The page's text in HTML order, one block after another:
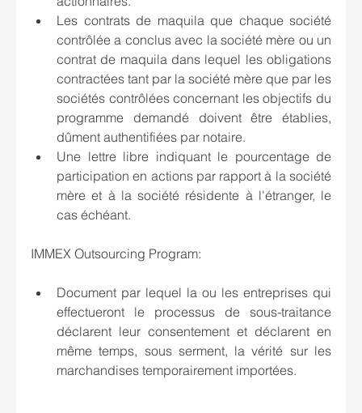
Les contrats de maquila que chaque société
contrôlée a conclus avec la société mère ou un
contrat de maquila dans lequel les obligations
contractées tant par la société mère que par les
sociétés contrôlées concernant les objectifs du
programme demandé doivent être établies,
dûment authentifiées par notaire.
Une lettre libre indiquant le pourcentage de
participation en actions par rapport à la société
mère et à la société résidente à l'étranger, le
cas échéant.
IMMEX Outsourcing Program:
Document par lequel la ou les entreprises qui
effectueront le processus de sous-traitance
déclarent leur consentement et déclarent en
même temps, sous serment, la vérité sur les
marchandises temporairement importées.